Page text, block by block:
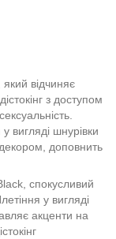
відчиняє
з доступом
вигляді шнурівки
доповнить
спокусливий
у вигляді
акценти на